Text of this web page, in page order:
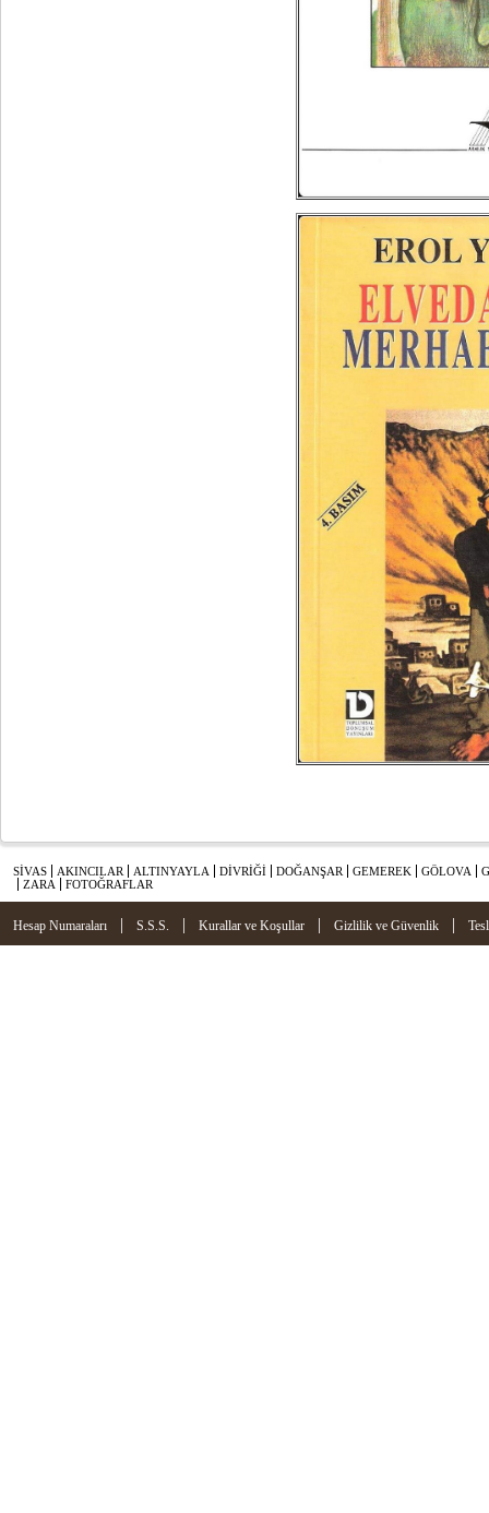
SİVAS AKINCILAR ALTINYAYLA DİVRİĞİ DOĞANŞAR GEMEREK GÖLOVA
ZARA
FOTOĞRAFLAR
Hesap Numaraları | S.S.S. | Kurallar ve Koşullar | Gizlilik ve Güvenlik |